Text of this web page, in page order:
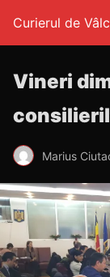
Curierul de
Vineri
Marius